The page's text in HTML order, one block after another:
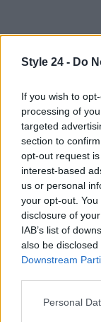
Style 24 - Do
If you wish to
processing of
targeted
section to
opt-out request
interest-based
us or personal
your opt-out.
disclosure of
IAB’s list of
also be
Downstream
Please note that
Personal